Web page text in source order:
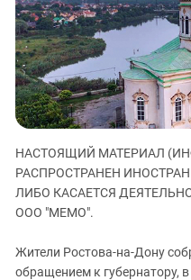
Дагестан
Ингушетия
Кабардино-Балкария
Калмыкия
Карачаево-Черкесия
Краснодарский край
Российская Федерация
Северная Осетия - Алания
НАСТОЯЩИЙ МАТЕРИАЛ
РАСПРОСТРАНЕН
ЛИБО КАСАЕТСЯ
ООО "МЕМО".
Жители Ростова-на-Дону
обращением к губернатору,